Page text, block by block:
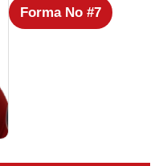
Forma No #7